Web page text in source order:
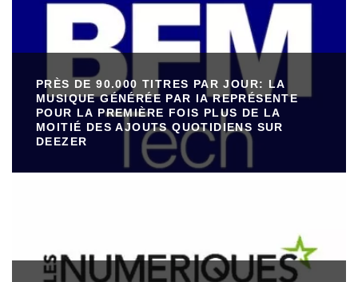
PRÈS DE 90.000 TITRES PAR JOUR: LA
MUSIQUE GÉNÉRÉE PAR IA REPRÉSENTE
POUR LA PREMIÈRE FOIS PLUS DE LA
MOITIÉ DES AJOUTS QUOTIDIENS SUR
DEEZER